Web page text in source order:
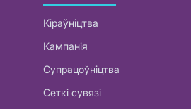
Кіраўніцтва
Кампанія
Супрацоўніцтва
Сеткі сувязі